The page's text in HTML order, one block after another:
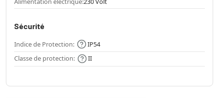
Sécurité
Indice de Protection:
IP54
Classe de protection:
II